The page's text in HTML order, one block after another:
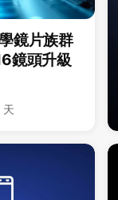
鏡片族群
鏡頭升級